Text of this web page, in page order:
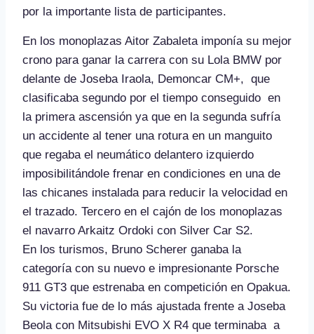
por la importante lista de participantes.
En los monoplazas Aitor Zabaleta imponía su mejor
crono para ganar la carrera con su Lola BMW por
delante de Joseba Iraola, Demoncar CM+, que
clasificaba segundo por el tiempo conseguido en
la primera ascensión ya que en la segunda sufría
un accidente al tener una rotura en un manguito
que regaba el neumático delantero izquierdo
imposibilitándole frenar en condiciones en una de
las chicanes instalada para reducir la velocidad en
el trazado. Tercero en el cajón de los monoplazas
el navarro Arkaitz Ordoki con Silver Car S2.
En los turismos, Bruno Scherer ganaba la
categoría con su nuevo e impresionante Porsche
911 GT3 que estrenaba en competición en Opakua.
Su victoria fue de lo más ajustada frente a Joseba
Beola con Mitsubishi EVO X R4 que terminaba a